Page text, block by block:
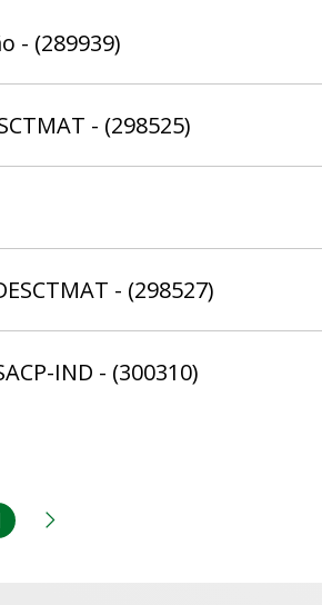
- (289939)
- (298525)
- (298527)
IND - (300310)
anterior